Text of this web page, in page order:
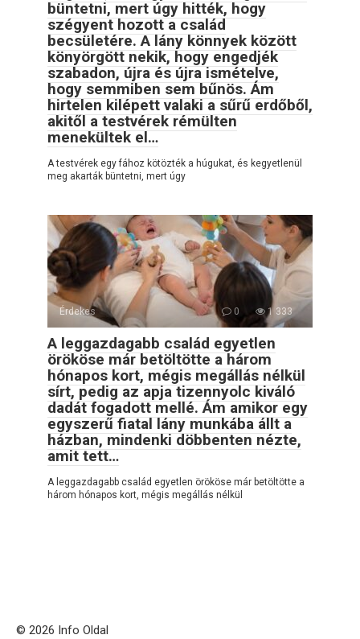
büntetni, mert úgy hitték, hogy
szégyent hozott a család
becsületére. A lány könnyek között
könyörgött nekik, hogy engedjék
szabadon, újra és újra ismételve,
hogy semmiben sem bűnös. Ám
hirtelen kilépett valaki a sűrű erdőből,
akitől a testvérek rémülten
menekültek el…
A testvérek egy fához kötözték a húgukat, és kegyetlenül
meg akarták büntetni, mert úgy
Érdekes 0 1 333
A leggazdagabb család egyetlen
örököse már betöltötte a három
hónapos kort, mégis megállás nélkül
sírt, pedig az apja tizennyolc kiváló
dadát fogadott mellé. Ám amikor egy
egyszerű fiatal lány munkába állt a
házban, mindenki döbbenten nézte,
amit tett…
A leggazdagabb család egyetlen örököse már betöltötte a
három hónapos kort, mégis megállás nélkül
© 2026 Info Oldal